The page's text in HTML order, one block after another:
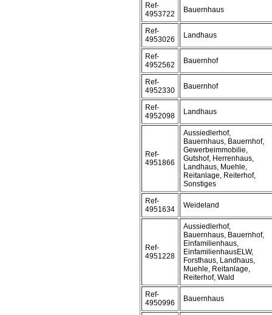
Ref-
4953722
Bauernhaus
Ref-
4953026
Landhaus
Ref-
4952562
Bauernhof
Ref-
4952330
Bauernhof
Ref-
4952098
Landhaus
Ref-
4951866
Aussiedlerhof,
Bauernhaus, Bauernhof,
Gewerbeimmobilie,
Gutshof, Herrenhaus,
Landhaus, Muehle,
Reitanlage, Reiterhof,
Sonstiges
Ref-
4951634
Weideland
Ref-
4951228
Aussiedlerhof,
Bauernhaus, Bauernhof,
Einfamilienhaus,
EinfamilienhausELW,
Forsthaus, Landhaus,
Muehle, Reitanlage,
Reiterhof, Wald
Ref-
4950996
Bauernhaus